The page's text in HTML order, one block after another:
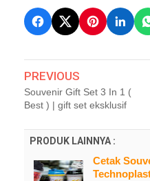
PREVIOUS
Souvenir Gift Set 3 In 1 (
Best ) | gift set eksklusif
PRODUK LAINNYA :
Cetak